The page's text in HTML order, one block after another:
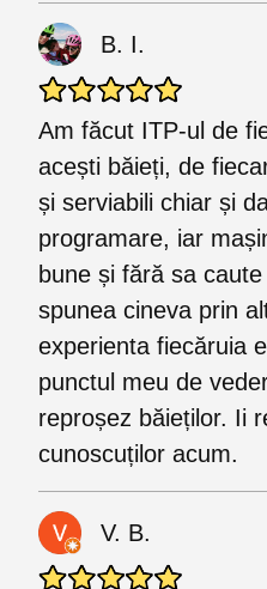
B. I.
Am făcut ITP-ul de
acești băieți, de
și serviabili chiar și
programare, iar
bune și fără sa
spunea cineva prin
experienta fiecăruia
punctul meu de
reproșez băieților. Ii
cunoscuților acum.
V. B.